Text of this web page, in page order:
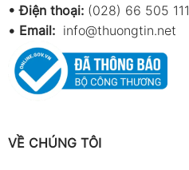
• Điện thoại: (028) 66 505 111
• Email: info@thuongtin.net
VỀ CHÚNG TÔI